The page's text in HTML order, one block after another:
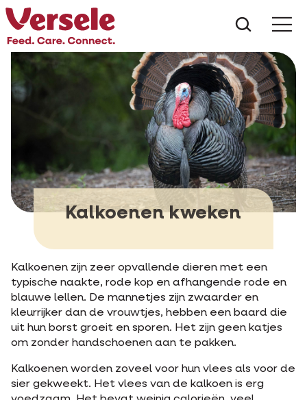
Kalkoenen kweken
Kalkoenen zijn zeer opvallende dieren met een
typische naakte, rode kop en afhangende rode en
blauwe lellen. De mannetjes zijn zwaarder en
kleurrijker dan de vrouwtjes, hebben een baard die
uit hun borst groeit en sporen. Het zijn geen katjes
om zonder handschoenen aan te pakken.
Kalkoenen worden zoveel voor hun vlees als voor de
sier gekweekt. Het vlees van de kalkoen is erg